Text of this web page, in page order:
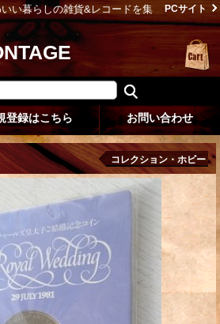
い暮らしの雑貨&レコードを集
PCサイト
登録はこちら お問い合わせ
コレクション・ホビー